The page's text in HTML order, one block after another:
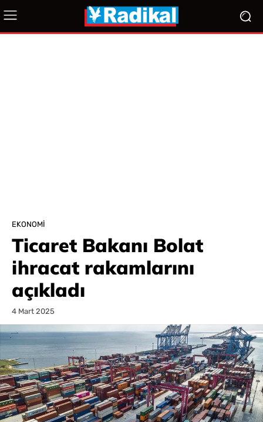
EKONOMI
Ticaret Bakanı Bolat
ihracat rakamlarını
açıkladı
4 Mart 2025